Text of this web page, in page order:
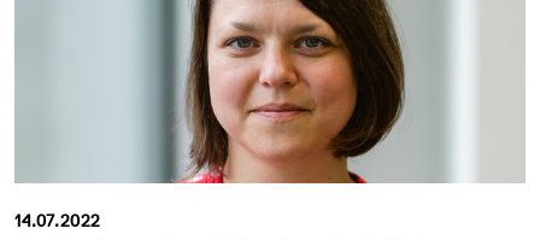
14.07.2022